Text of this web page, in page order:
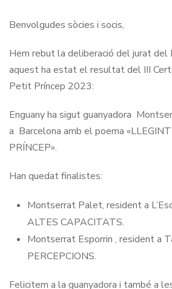
Benvolgudes sòcies i socis,
Hem rebut la deliberació del jurat del
aquest ha estat el resultat del III
Petit Príncep 2023:
Enguany ha sigut guanyadora
a Barcelona amb el poema
PRÍNCEP».
Han quedat finalistes:
Montserrat Palet, resident a
ALTES CAPACITATS.
Montserrat Esporrin , resident a
PERCEPCIONS.
Felicitem a la guanyadora i també a